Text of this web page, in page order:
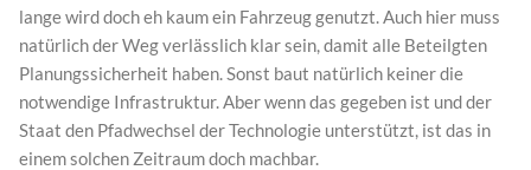
lange wird doch eh kaum ein Fahrzeug genutzt. Auch hier muss
natürlich der Weg verlässlich klar sein, damit alle Beteilgten
Planungssicherheit haben. Sonst baut natürlich keiner die
notwendige Infrastruktur. Aber wenn das gegeben ist und der
Staat den Pfadwechsel der Technologie unterstützt, ist das in
einem solchen Zeitraum doch machbar.